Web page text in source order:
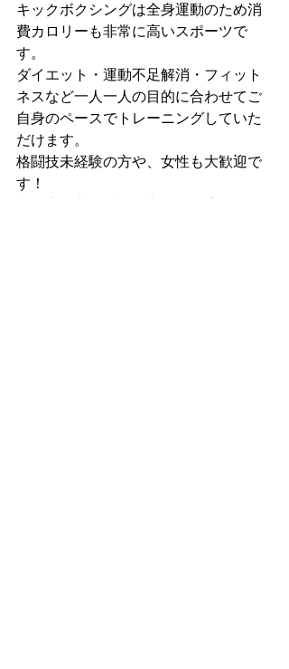
キックボクシングは全身運動のため消
費カロリーも非常に高いスポーツで
す。
ダイエット・運動不足解消・フィット
ネスなど一人一人の目的に合わせてご
自身のペースでトレーニングしていた
だけます。
格闘技未経験の方や、女性も大歓迎で
す！